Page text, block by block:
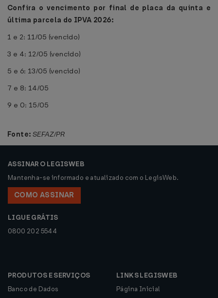
Confira o vencimento por final de placa da quinta e
última parcela do IPVA 2026:
1 e 2: 11/05 (vencido)
3 e 4: 12/05 (vencido)
5 e 6: 13/05 (vencido)
7 e 8: 14/05
9 e 0: 15/05
Fonte: SEFAZ/PR
ASSINAR O LEGISWEB
Mantenha-se informado e atualizado com o LegisWeb.
COMO ASSINAR
LIGUE GRÁTIS
0800 202 5544
PRODUTOS E SERVIÇOS
Banco de Dados
LINKS LEGISWEB
Página Inicial